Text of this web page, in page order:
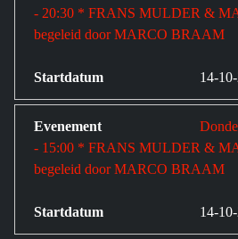
- 20:30 * FRANS MULDER &
begeleid door MARCO BRAAM
14-
- 15:00 * FRANS MULDER &
begeleid door MARCO BRAAM
14-